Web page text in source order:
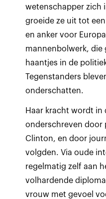
wetenschapper zich
groeide ze uit tot
en anker voor
mannenbolwerk, die
haantjes in de
Tegenstanders
onderschatten.
Haar kracht wordt in
onderschreven door
Clinton, en door
volgden. Via oude
regelmatig zelf aan
volhardende
vrouw met gevoel